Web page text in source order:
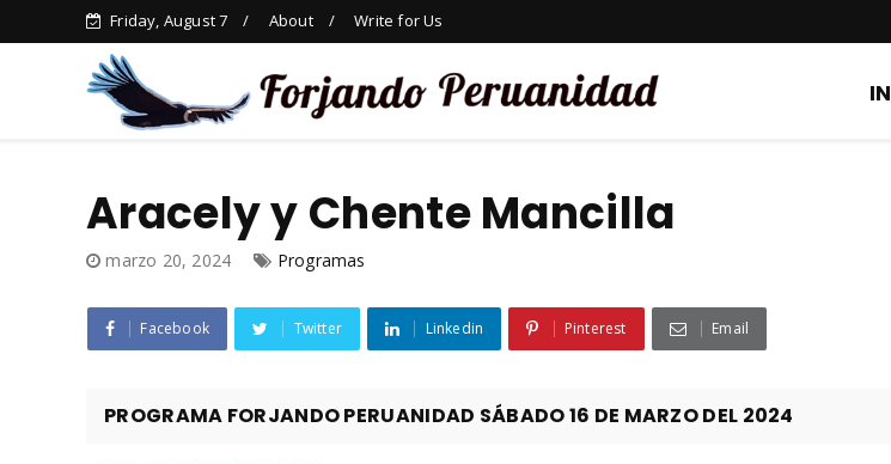
Friday, August 7 About Write for Us
Aracely y Chente Mancilla
marzo 20, 2024 Programas
Facebook Twitter Linkedin Pinterest Email
PROGRAMA FORJANDO PERUANIDAD SÁBADO 16 DE MARZO DEL 2024